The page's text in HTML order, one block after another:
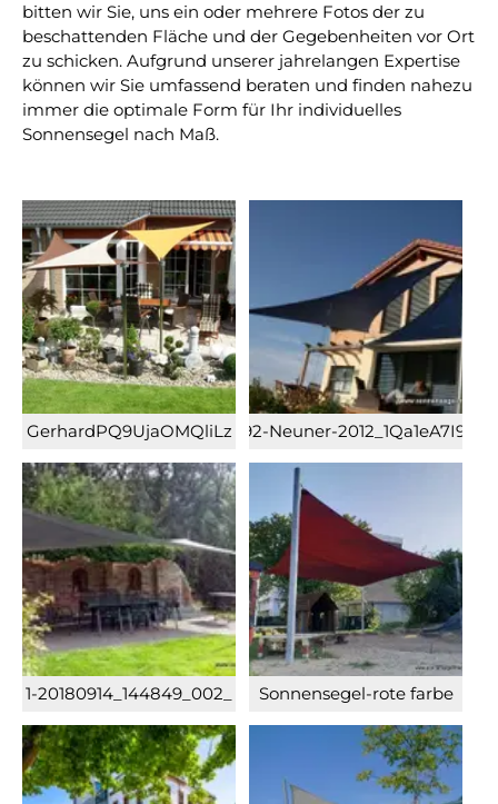
bitten wir Sie, uns ein oder mehrere Fotos der zu
beschattenden Fläche und der Gegebenheiten vor Ort
zu schicken. Aufgrund unserer jahrelangen Expertise
können wir Sie umfassend beraten und finden nahezu
immer die optimale Form für Ihr individuelles
Sonnensegel nach Maß.
GerhardPQ9UjaOMQliLzSoltis-92-Neuner-
1-20180914_144849_002_ Sonnensegel-rote farbe